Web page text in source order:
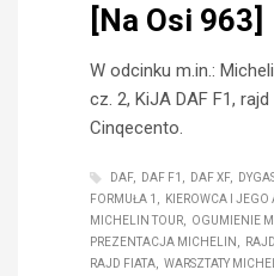
[Na Osi 963]
W odcinku m.in.:
cz. 2, KiJA DAF F1, rajd
Cinqecento.
DAF DAF F1 DAF XF
FORMUŁA 1
KIEROWCA I JEGO
MICHELIN TOUR
OGUMIENIE
PREZENTACJA MICHELIN
RAJD FIATA
WARSZTATY